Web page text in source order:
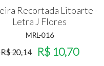
Recortada Litoarte -
Letra J Flores
MRL-016
R$ 20,14 R$ 10,70